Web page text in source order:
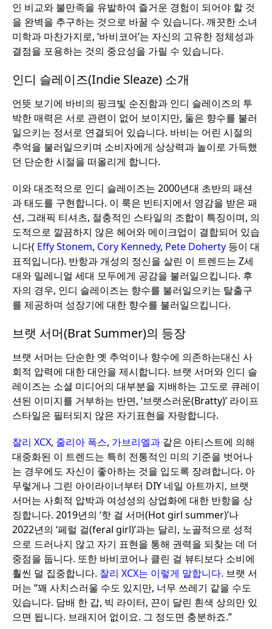
인 비교와 불만족을 유발하여 즐거운 경험이 되어야 할 것
을 완벽을 추구하는 것으로 바꿀 수 있습니다. 깨끗한 소녀
미학과 마찬가지로, ‘바비코어’는 자신의 고유한 정체성과
결점을 포용하는 것의 중요성을 가릴 수 있습니다.
인디 슬레이즈(Indie Sleaze) 소개
언뜻 보기에 바비의 핑크빛 순진함과 인디 슬레이즈의 투
박한 매력은 서로 관련이 없어 보이지만, 둘은 향수를 불러
일으키는 정서로 연결되어 있습니다. 바비는 어린 시절의
추억을 불러일으키며 소비자에게 상상력과 놀이로 가득했
던 단순한 시절을 떠올리게 합니다.
이와 대조적으로 인디 슬레이즈는 2000년대 초반의 패션
과 태도를 구현합니다. 이 룩은 빈티지에서 영감을 받은 패
션, 그래픽 티셔츠, 절충적인 스타일의 조합이 특징이며, 의
도적으로 깔끔하지 않은 헤어와 메이크업이 결합되어 있습
니다( Effy Stonem, Cory Kennedy, Pete Doherty 등이 대
표적입니다). 반항과 개성의 정신을 살린 이 트렌드는 Z세
대와 밀레니얼 세대 모두에게 공감을 불러일으킵니다. 후
자의 경우, 인디 슬레이즈는 향수를 불러일으키는 탈출구
를 제공하며 성장기에 대한 향수를 불러일으킵니다.
브랫 서머(Brat Summer)의 등장
브랫 서머는 단순한 옛 추억이나 향수에 의존하는대신 사
회적 압력에 대한 대안을 제시합니다. 브랫 서머와 인디 슬
레이즈는 소셜 미디어의 대부분을 지배하는 고도로 큐레이
션된 이미지를 거부하는 반면, ‘브랫스러운(Bratty)’ 라이프
스타일은 필터되지 않은 자기표현을 자랑합니다.
찰리 XCX, 줄리아 폭스, 가브리엘과 같은 아티스트에 의해
대중화된 이 트렌드는 특히 전통적인 미의 기준을 벗어나
는 경우에도 자신이 좋아하는 것을 입도록 장려합니다. 아
무렇게나 그린 아이라이너부터 DIY 네일 아트까지, 브랫
서머는 사회적 압박과 여성성의 상업화에 대한 반항을 상
징합니다. 2019년의 ‘핫 걸 서머(Hot girl summer)’나
2022년의 ‘페럴 걸(feral girl)’과는 달리, 노골적으로 성적
으로 드러나지 않고 자기 표현을 통해 권력을 되찾는 데 더
중점을 둡니다. 또한 바비코어나 클린 걸 뷰티보다 소비에
훨씬 덜 집중합니다. 찰리 XCX는 이렇게 말합니다. 브랫 서
머는 “꽤 사치스러울 수도 있지만, 너무 쓰레기 같을 수도
있습니다. 담배 한 갑, 빅 라이터, 끈이 달린 흰색 상의만 있
으면 됩니다. 브래지어 없이요. 그 정도면 충분하죠.”